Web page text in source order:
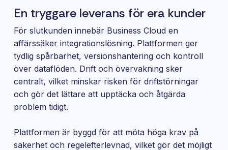
En tryggare leverans för era kunder
För slutkunden innebär Business Cloud en
affärssäker integrationslösning. Plattformen ger
tydlig spårbarhet, versionshantering och kontroll
över dataflöden. Drift och övervakning sker
centralt, vilket minskar risken för driftstörningar
och gör det lättare att upptäcka och åtgärda
problem tidigt.
Plattformen är byggd för att möta höga krav på
säkerhet och regelefterlevnad, vilket gör det möjligt